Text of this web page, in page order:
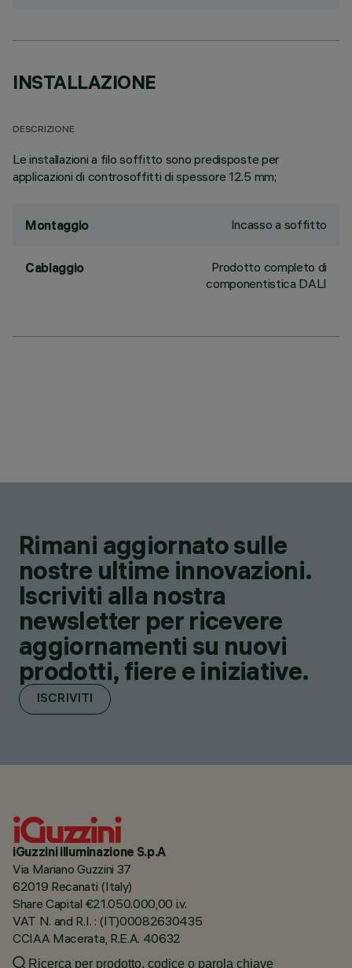
INSTALLAZIONE
DESCRIZIONE
Le installazioni a filo soffitto sono predisposte per
applicazioni di controsoffitti di spessore 12.5 mm;
Montaggio Incasso a soffitto
Cablaggio
Prodotto completo di
componentistica DALI
Rimani aggiornato sulle
nostre ultime innovazioni.
Iscriviti alla nostra
newsletter per ricevere
aggiornamenti su nuovi
prodotti, fiere e iniziative.
ISCRIVITI
iGuzzini illuminazione S.p.A
Via Mariano Guzzini 37
62019 Recanati (Italy)
Share Capital €21.050.000,00 i.v.
VAT N. and R.I. : (IT)00082630435
CCIAA Macerata, R.E.A. 40632